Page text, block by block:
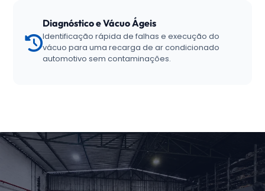
Diagnóstico e Vácuo Ágeis
Identificação rápida de falhas e execução do
vácuo para uma recarga de ar condicionado
automotivo sem contaminações.